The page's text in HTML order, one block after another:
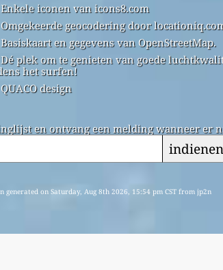
Enkele iconen van icons8.com
Omgekeerde geocodering door
Basiskaart en gegevens van OpenStreetMap.
Dé plek om te genieten van goede
het surfen!
QUACO design
en ontvang een melding wanneer er
indienen
generated on Saturday, Aug 8th 2026, 15:54 pm CST from jp2n